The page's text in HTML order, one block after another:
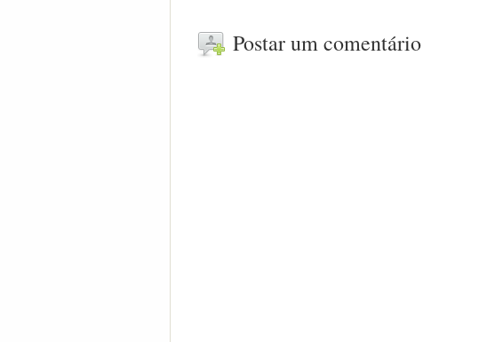
Postar um comentário